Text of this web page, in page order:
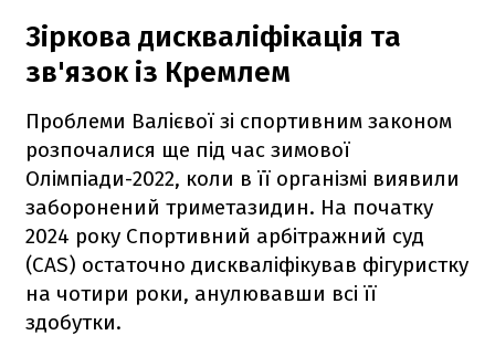
Зіркова дискваліфікація та
зв'язок із Кремлем
Проблеми Валієвої зі спортивним законом
розпочалися ще під час зимової
Олімпіади-2022, коли в її організмі виявили
заборонений триметазидин. На початку
2024 року Спортивний арбітражний суд
(CAS) остаточно дискваліфікував фігуристку
на чотири роки, анулювавши всі її
здобутки.